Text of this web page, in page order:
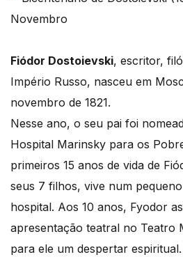
Fiódor Dostoievski, escritor,
Império Russo, nasceu em
novembro de 1821.
Nesse ano, o seu pai foi
Hospital Marinsky para os
primeiros 15 anos de vida de
seus 7 filhos, vive num
hospital. Aos 10 anos, Fyodor
apresentação teatral no Teatro
para ele um despertar